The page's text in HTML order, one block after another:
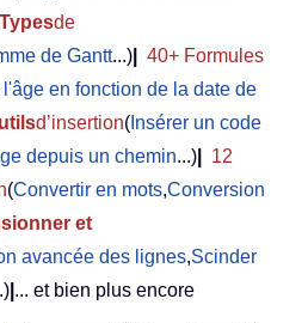
Typesde
de Gantt...)
40+ Formules
en fonction de la date de
d’insertion( Insérer un code
depuis un chemin...)
12
(Convertir en mots,Conversion
et
avancée des lignes,Scinder
... et bien plus encore